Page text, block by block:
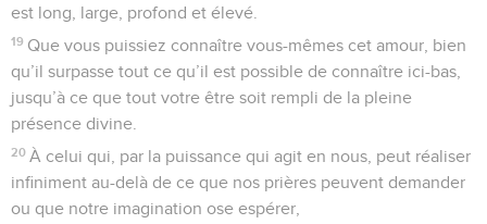
est long, large, profond et élevé.
19 Que vous puissiez connaître vous-mêmes cet amour, bien
qu’il surpasse tout ce qu’il est possible de connaître ici-bas,
jusqu’à ce que tout votre être soit rempli de la pleine
présence divine.
20 À celui qui, par la puissance qui agit en nous, peut réaliser
infiniment au-delà de ce que nos prières peuvent demander
ou que notre imagination ose espérer,